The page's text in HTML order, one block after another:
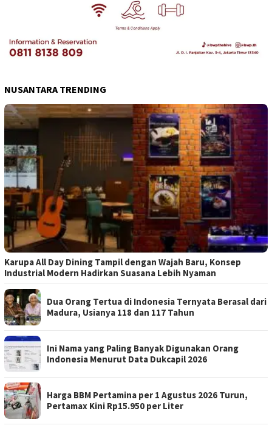
NUSANTARA TRENDING
Karupa All Day Dining Tampil dengan Wajah Baru, Konsep
Industrial Modern Hadirkan Suasana Lebih Nyaman
Dua Orang Tertua di Indonesia Ternyata Berasal dari
Madura, Usianya 118 dan 117 Tahun
Ini Nama yang Paling Banyak Digunakan Orang
Indonesia Menurut Data Dukcapil 2026
Harga BBM Pertamina per 1 Agustus 2026 Turun,
Pertamax Kini Rp15.950 per Liter